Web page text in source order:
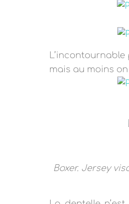
mais au moins
Boxer. Jersey